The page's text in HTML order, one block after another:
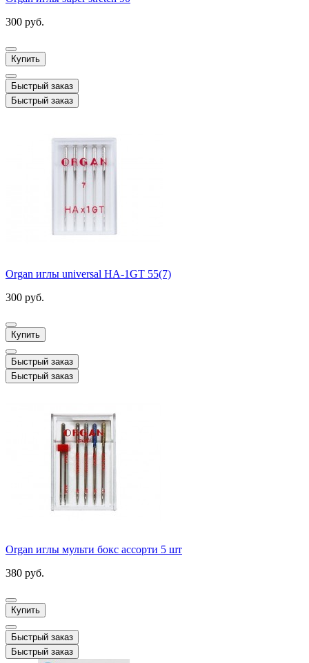
300 руб.
Купить
Быстрый заказ
Быстрый заказ
Organ иглы universal HA-1GT 55(7)
300 руб.
Купить
Быстрый заказ
Быстрый заказ
Organ иглы мульти бокс ассорти 5 шт
380 руб.
Купить
Быстрый заказ
Быстрый заказ